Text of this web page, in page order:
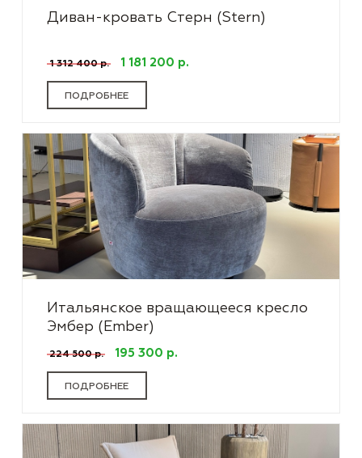
Диван-кровать Стерн (Stern)
1 312 400 р. 1 181 200 р.
ПОДРОБНЕЕ
Итальянское вращающееся кресло
Эмбер (Ember)
224 500 р. 195 300 р.
ПОДРОБНЕЕ